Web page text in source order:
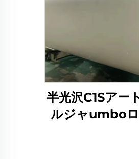
半光沢C1Sアー
ルジャumboロ